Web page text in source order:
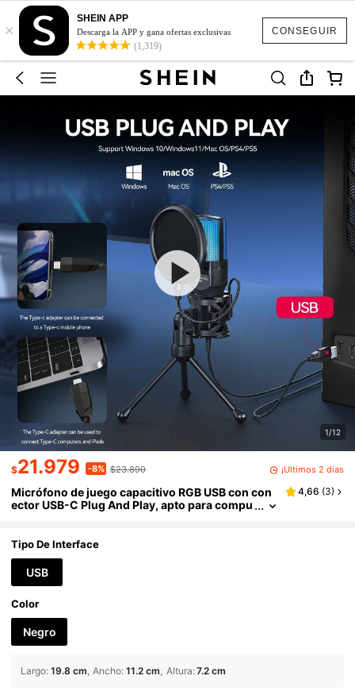
CONSEGUIR
×
SHEIN APP
Descarga la APP y gana ofertas exclusivas
(1,319)
1/12
$21.979 -8% $23.890 ¡Últimos 2 días
Micrófono de juego capacitivo RGB USB con con
ector USB-C Plug And Play, apto para compu
4,66 (3)
Tipo De Interface
USB
Color
Negro
Largo: 19.8 cm Ancho: 11.2 cm Altura:7.2 cm